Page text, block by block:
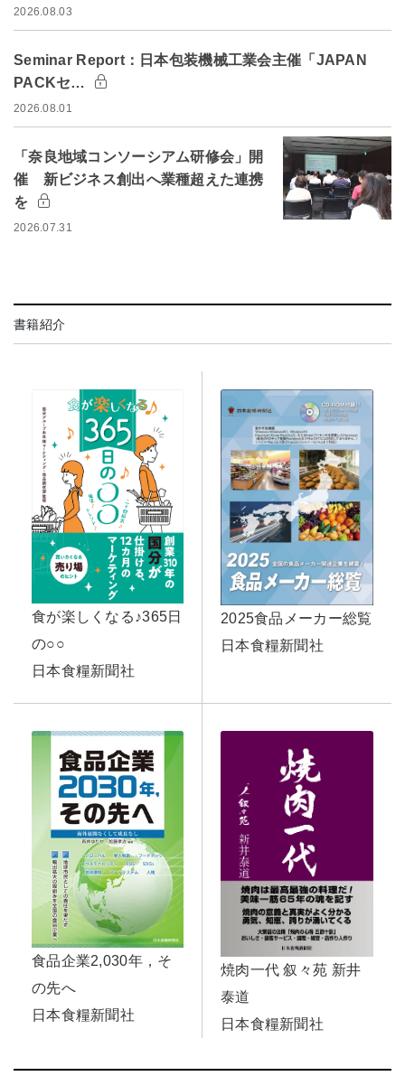
2026.08.03
Seminar Report：日本包装機械工業会主催「JAPAN
PACKセ…
2026.08.01
「奈良地域コンソーシアム研修会」開
催 新ビジネス創出へ業種超えた連携
を
2026.07.31
書籍紹介
食が楽しくなる♪365日
の○○
日本食糧新聞社
2025食品メーカー総覧
日本食糧新聞社
食品企業2,030年，そ
の先へ
日本食糧新聞社
焼肉一代 叙々苑 新井
泰道
日本食糧新聞社